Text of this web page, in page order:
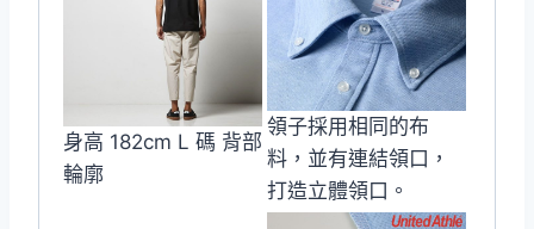
身高 182cm L 碼 背部
輪廓
領子採用相同的布
料，並有連結領口，
打造立體領口。